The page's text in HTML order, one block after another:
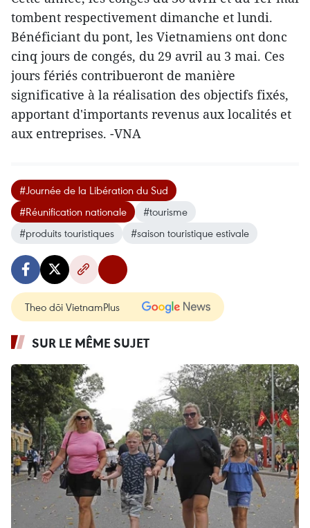
tombent respectivement dimanche et lundi.
Bénéficiant du pont, les Vietnamiens ont donc
cinq jours de congés, du 29 avril au 3 mai. Ces
jours fériés contribueront de manière
significative à la réalisation des objectifs fixés,
apportant d'importants revenus aux localités et
aux entreprises. -VNA
#Journée de la Libération du Sud
#Réunification nationale
#tourisme
#produits touristiques
#saison touristique estivale
Theo dõi VietnamPlus
SUR LE MÊME SUJET